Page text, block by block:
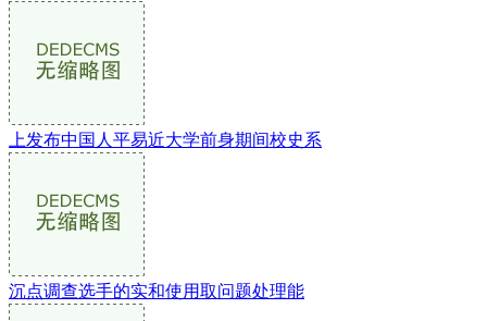
上发布中国人平易近大学前身期间校史系
沉点调查选手的实和使用取问题处理能